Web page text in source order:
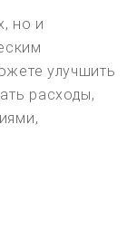
но и
улучшить
расходы,